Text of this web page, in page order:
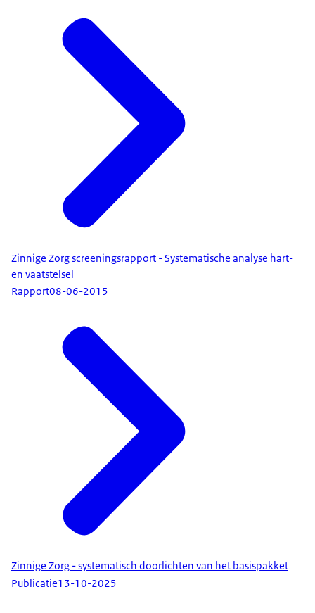
Zinnige Zorg screeningsrapport - Systematische analyse hart-
en vaatstelsel
Rapport08-06-2015
Zinnige Zorg - systematisch doorlichten van het basispakket
Publicatie13-10-2025